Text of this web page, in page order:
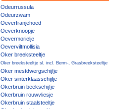
Odeurrussula
Odeurzwam
Oeverfranjehoed
Oeverknoopje
Oevermorielje
Oeverviltmollisia
Oker breeksteeltje
Oker breeksteeltje sl, incl. Berm-, Grasbreeksteeltje
Oker mestdwergschijfje
Oker sinterklaasschijfje
Okerbruin beekschijfje
Okerbruin rouwvliesje
Okerbruin staalsteeltje